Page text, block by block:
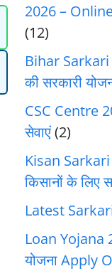
2026 –
(12)
Bihar Sarkari
की सरकारी
CSC Centre
सेवाएं(2)
Kisan
किसानों के लिए
Latest
Loan Yojana
योजना Apply